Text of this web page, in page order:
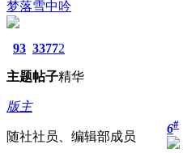
梦落雪中吟
93
主题
3377
帖子
2
精华
版主
随社社员、编辑部成员
6#